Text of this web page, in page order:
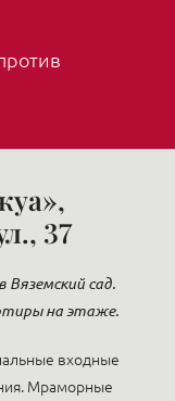
37
сад.
на этаже.
входные
Мраморные